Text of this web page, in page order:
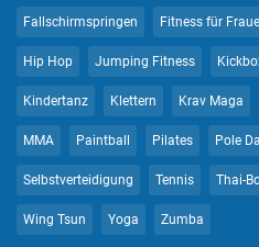
Fallschirmspringen Fitness für
Hip Hop Jumping Fitness
Kindertanz Klettern Krav Maga
MMA Paintball Pilates Pole
Selbstverteidigung Tennis Thai-
Wing Tsun Yoga Zumba